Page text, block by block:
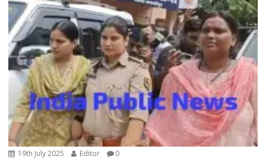
19th July 2025 Editor 0